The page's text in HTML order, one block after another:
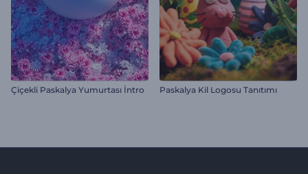
Çiçekli Paskalya Yumurtası İntro Paskalya Kil Logosu Tanıtımı